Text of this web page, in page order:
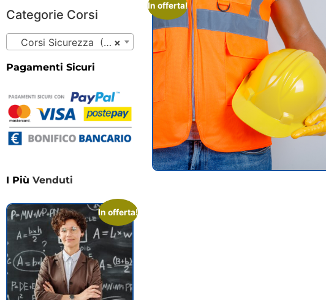
Categorie Corsi
×
Corsi Sicurezza (21)
Pagamenti Sicuri
I Più Venduti
In offerta!
In offerta!